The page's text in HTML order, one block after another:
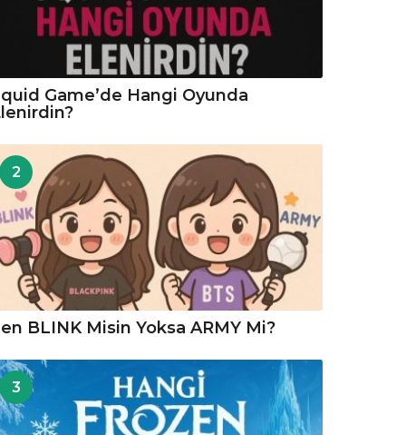
Game’de Hangi Oyunda
2
BLINK Misin Yoksa ARMY Mi?
3